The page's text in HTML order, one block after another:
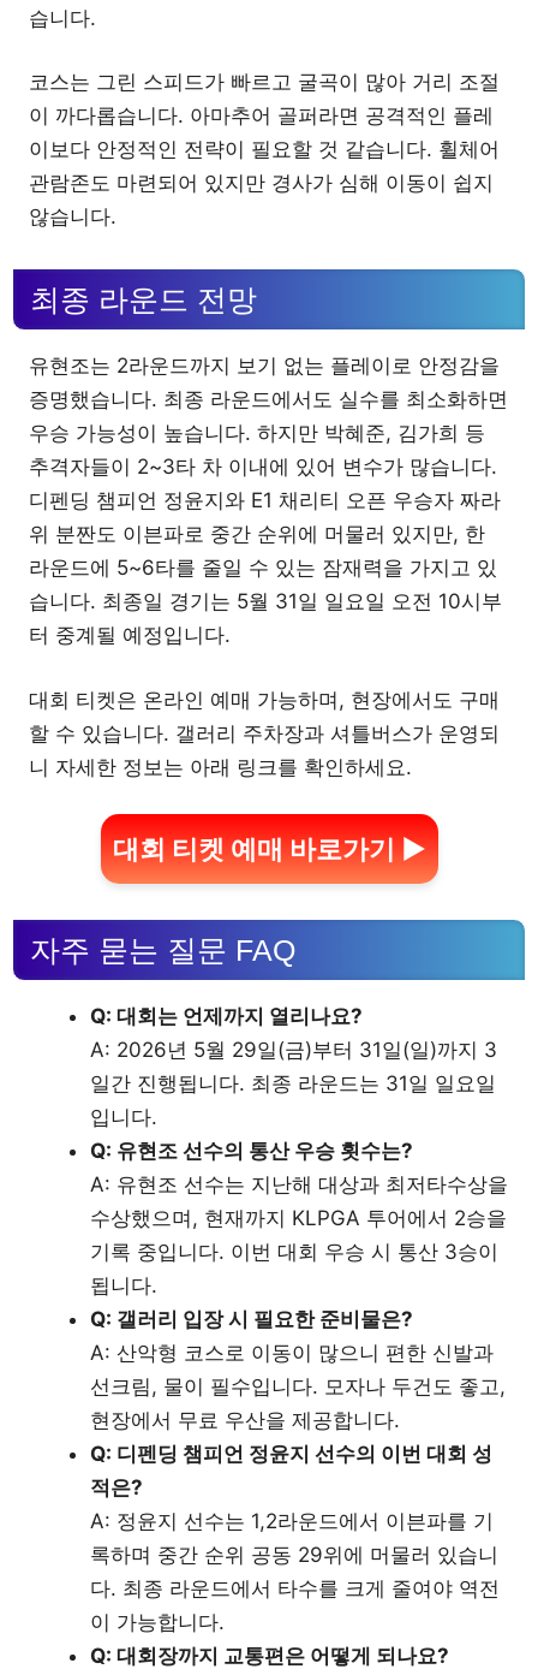
습니다.
코스는 그린 스피드가 빠르고 굴곡이 많아 거리 조절
이 까다롭습니다. 아마추어 골퍼라면 공격적인 플레
이보다 안정적인 전략이 필요할 것 같습니다. 휠체어
관람존도 마련되어 있지만 경사가 심해 이동이 쉽지
않습니다.
최종 라운드 전망
유현조는 2라운드까지 보기 없는 플레이로 안정감을
증명했습니다. 최종 라운드에서도 실수를 최소화하면
우승 가능성이 높습니다. 하지만 박혜준, 김가희 등
추격자들이 2~3타 차 이내에 있어 변수가 많습니다.
디펜딩 챔피언 정윤지와 E1 채리티 오픈 우승자 짜라
위 분짠도 이븐파로 중간 순위에 머물러 있지만, 한
라운드에 5~6타를 줄일 수 있는 잠재력을 가지고 있
습니다. 최종일 경기는 5월 31일 일요일 오전 10시부
터 중계될 예정입니다.
대회 티켓은 온라인 예매 가능하며, 현장에서도 구매
할 수 있습니다. 갤러리 주차장과 셔틀버스가 운영되
니 자세한 정보는 아래 링크를 확인하세요.
대회 티켓 예매 바로가기 ▶
자주 묻는 질문 FAQ
Q: 대회는 언제까지 열리나요?
A: 2026년 5월 29일(금)부터 31일(일)까지 3
일간 진행됩니다. 최종 라운드는 31일 일요일
입니다.
Q: 유현조 선수의 통산 우승 횟수는?
A: 유현조 선수는 지난해 대상과 최저타수상을
수상했으며, 현재까지 KLPGA 투어에서 2승을
기록 중입니다. 이번 대회 우승 시 통산 3승이
됩니다.
Q: 갤러리 입장 시 필요한 준비물은?
A: 산악형 코스로 이동이 많으니 편한 신발과
선크림, 물이 필수입니다. 모자나 두건도 좋고,
현장에서 무료 우산을 제공합니다.
Q: 디펜딩 챔피언 정윤지 선수의 이번 대회 성
적은?
A: 정윤지 선수는 1,2라운드에서 이븐파를 기
록하며 중간 순위 공동 29위에 머물러 있습니
다. 최종 라운드에서 타수를 크게 줄여야 역전
이 가능합니다.
Q: 대회장까지 교통편은 어떻게 되나요?